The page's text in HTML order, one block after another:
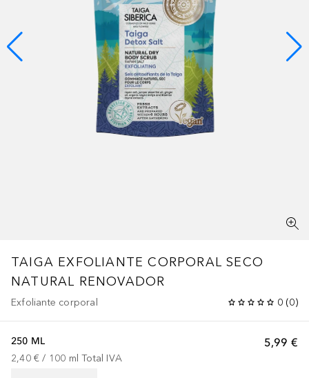
TAIGA EXFOLIANTE CORPORAL SECO
NATURAL RENOVADOR
Exfoliante corporal 0 (0)
5,99 €
250 ML
2,40 € / 100 ml Total IVA